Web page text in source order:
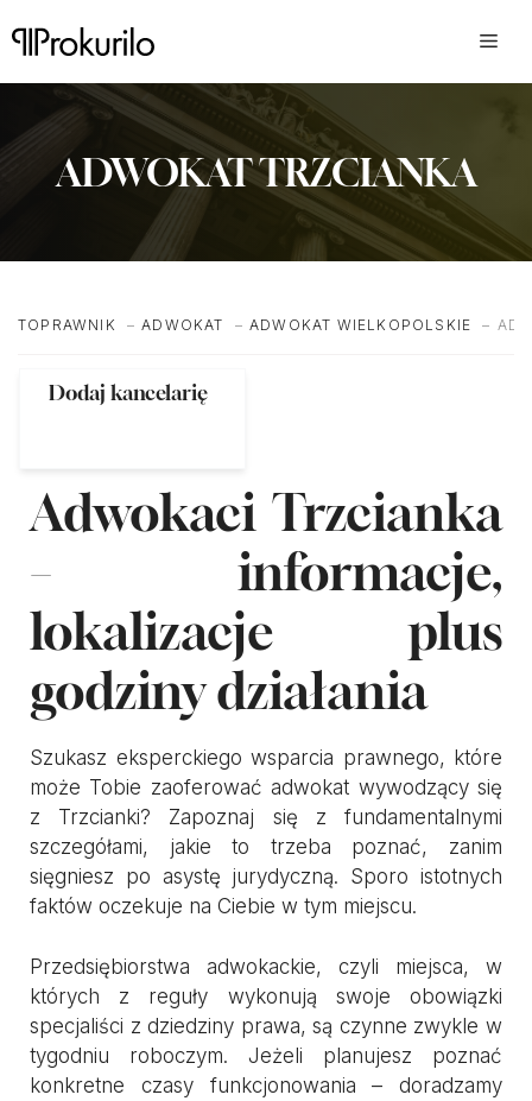
do
ADWOKAT TRZCIANKA
TOPRAWNIK ADWOKAT ADWOKAT WIELKOPOLSKIE
Dodaj kancelarię
Adwokaci Trzcianka
– informacje,
lokalizacje plus
godziny działania
Szukasz eksperckiego wsparcia prawnego, które
może Tobie zaoferować adwokat wywodzący się
z Trzcianki? Zapoznaj się z fundamentalnymi
szczegółami, jakie to trzeba poznać, zanim
sięgniesz po asystę jurydyczną. Sporo istotnych
faktów oczekuje na Ciebie w tym miejscu.
Przedsiębiorstwa adwokackie, czyli miejsca, w
których z reguły wykonują swoje obowiązki
specjaliści z dziedziny prawa, są czynne zwykle w
tygodniu roboczym. Jeżeli planujesz poznać
konkretne czasy funkcjonowania – doradzamy